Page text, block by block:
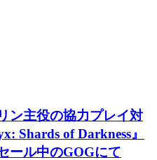
ン主役の協力プレイ対
Shards of Darkness』
ール中のGOGにて